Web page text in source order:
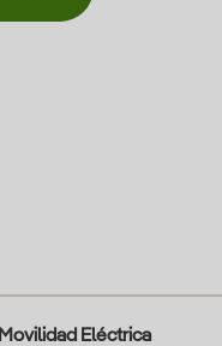
Movilidad Eléctrica